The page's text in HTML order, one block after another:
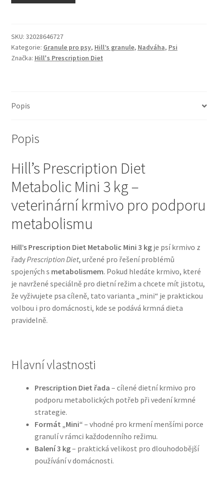
Odpočívadla pro kočky
Pamlsky pro kočky
Škrabadla pro kočky
Veterinární dieta pro kočky
Vše pro psy — Krmivo, doplňky, vybavení
Boudy a výběhy
Bozita pro psy — Švédské krmivo s nordickou kvalitou
Brit pro psy
Granule pro psy
Natural Trainer pro psy — Italské krmivo s
Hračky pro psy
Konzervy a kapsičky pro psy
N&D Farmina pro psy — Italské holistic krmivo
SKU: 32028646727
Kategorie: Granule pro psy, Hill’s granule, Nadváha, Psi
Značka: Hill's Prescription Diet
Popis
Popis
Hill’s Prescription Diet
Metabolic Mini 3 kg –
veterinární krmivo pro podporu
metabolismu
Hill’s Prescription Diet Metabolic Mini 3 kgje psí krmivo z
řady Prescription Diet, určené pro řešení problémů
spojených s metabolismem. Pokud hledáte krmivo, které
je navržené speciálně pro dietní režim a chcete mít jistotu,
že vyživujete psa cíleně, tato varianta „mini“ je praktickou
volbou i pro domácnosti, kde se podává krmná dieta
pravidelně.
Hlavní vlastnosti
Prescription Diet řada – cílené dietní krmivo pro
podporu metabolických potřeb při vedení krmné
strategie.
Formát „Mini“ – vhodné pro krmení menšími porce
granulí v rámci každodenního režimu.
Balení 3 kg– praktická velikost pro dlouhodobější
používání v domácnosti.